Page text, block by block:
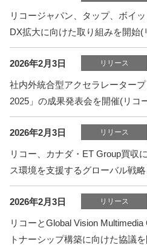
リコージャパン、タップ、ボイ
DX拡大に向けた取り組みを開始(
2026年2月3日 リリース
社内外統合型アクセラレーター
2025」の成果発表会を開催(リコ
2026年2月3日 リリース
リコー、カナダ・ET Group買収
ス環境を支援するグローバル戦
2026年2月3日 リリース
リコーとGlobal Vision
トナーシップ構築に向けた協議